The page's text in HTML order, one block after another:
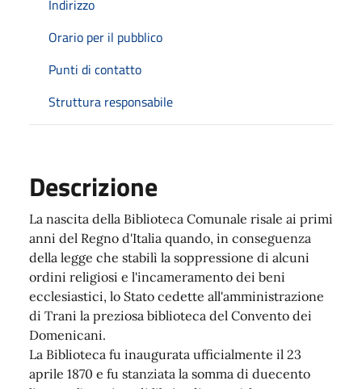
Indirizzo
Orario per il pubblico
Punti di contatto
Struttura responsabile
Descrizione
La nascita della Biblioteca Comunale risale ai primi
anni del Regno d'Italia quando, in conseguenza
della legge che stabilì la soppressione di alcuni
ordini religiosi e l'incameramento dei beni
ecclesiastici, lo Stato cedette all'amministrazione
di Trani la preziosa biblioteca del Convento dei
Domenicani.
La Biblioteca fu inaugurata ufficialmente il 23
aprile 1870 e fu stanziata la somma di duecento